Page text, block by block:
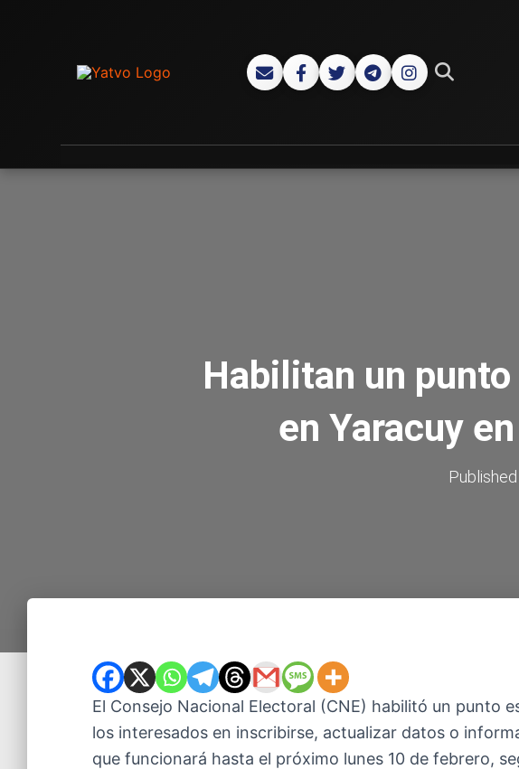
Habilitan un
en Yaracuy
El Consejo Nacional Electoral (CNE) habilitó un punto
los interesados en inscribirse, actualizar datos o
que funcionará hasta el próximo lunes 10 de febrero,